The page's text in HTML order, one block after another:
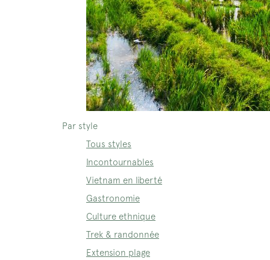
Par style
Tous styles
Incontournables
Vietnam en liberté
Gastronomie
Culture ethnique
Trek & randonnée
Extension plage